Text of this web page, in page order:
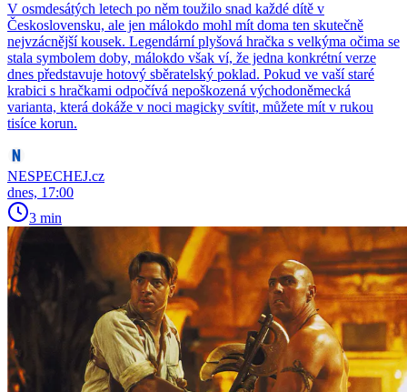
V osmdesátých letech po něm toužilo snad každé dítě v
Československu, ale jen málokdo mohl mít doma ten skutečně
nejvzácnější kousek. Legendární plyšová hračka s velkýma očima se
stala symbolem doby, málokdo však ví, že jedna konkrétní verze
dnes představuje hotový sběratelský poklad. Pokud ve vaší staré
krabici s hračkami odpočívá nepoškozená východoněmecká
varianta, která dokáže v noci magicky svítit, můžete mít v rukou
tisíce korun.
NESPECHEJ.cz
dnes, 17:00
3 min